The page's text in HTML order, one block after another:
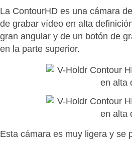
La ContourHD es una cámara
de grabar vídeo en alta
gran angular y de un botón de
en la parte superior.
Esta cámara es muy ligera y se